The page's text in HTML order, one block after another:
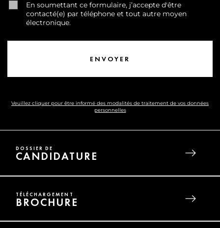
En soumettant ce formulaire, j’accepte d'être
contacté(e) par téléphone et tout autre moyen
électronique.
Veuillez cliquer pour être informé des modalités de traitement de vos données
personnelles
DOSSIER DE
CANDIDATURE
TÉLÉCHARGEMENT
BROCHURE